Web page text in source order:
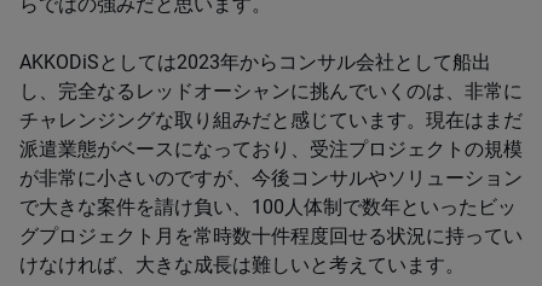
らではの強みだと思います。
AKKODiSとしては2023年からコンサル会社として船出
し、完全なるレッドオーシャンに挑んでいくのは、非常に
チャレンジングな取り組みだと感じています。現在はまだ
派遣業態がベースになっており、受注プロジェクトの規模
が非常に小さいのですが、今後コンサルやソリューション
で大きな案件を請け負い、100人体制で数年といったビッ
グプロジェクト月を常時数十件程度回せる状況に持ってい
けなければ、大きな成長は難しいと考えています。